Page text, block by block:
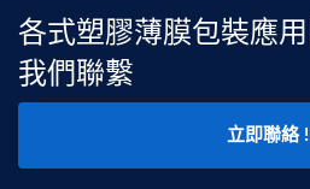
各式塑膠薄膜包裝應
我們聯繫
立即聯絡